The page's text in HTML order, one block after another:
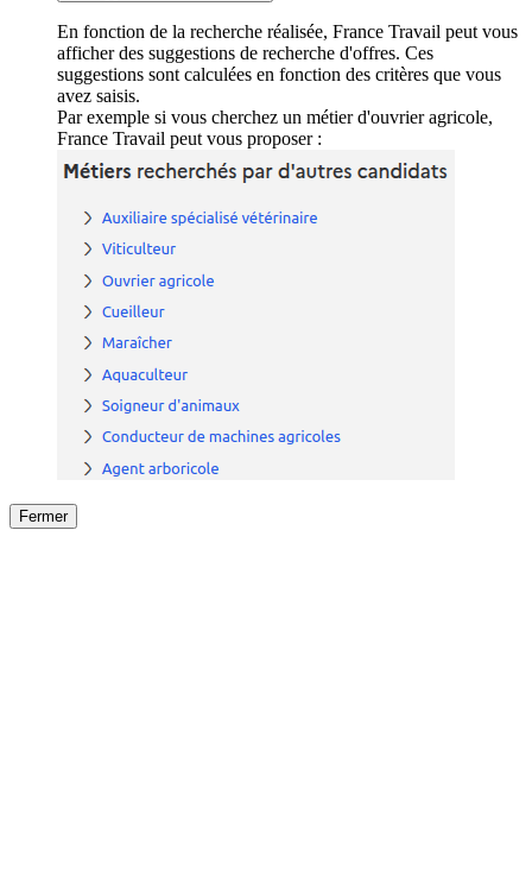
En fonction de la recherche réalisée, France Travail peut vous
afficher des suggestions de recherche d'offres. Ces
suggestions sont calculées en fonction des critères que vous
avez saisis.
Par exemple si vous cherchez un métier d'ouvrier agricole,
France Travail peut vous proposer :
Fermer